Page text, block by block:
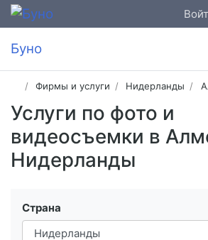
Буно
Фирмы и услуги Нидерланды
Услуги по фото и
видеосъемки в
Нидерланды
Страна